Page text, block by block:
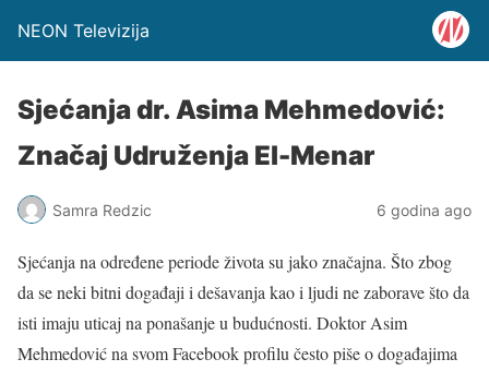
NEON Televizija
Sjećanja dr. Asima Mehmedović:
Značaj Udruženja El-Menar
Samra Redzic 6 godina ago
Sjećanja na određene periode života su jako značajna. Što zbog
da se neki bitni događaji i dešavanja kao i ljudi ne zaborave što da
isti imaju uticaj na ponašanje u budućnosti. Doktor Asim
Mehmedović na svom Facebook profilu često piše o događajima